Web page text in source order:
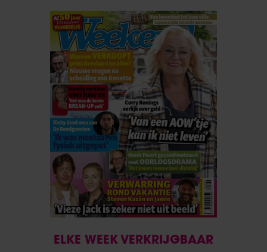
ELKE WEEK VERKRIJGBAAR